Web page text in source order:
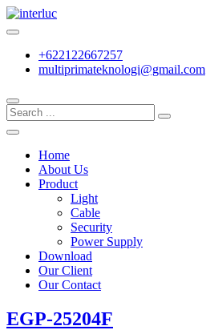
Skip
to
interluc
Quality with Responsibility
+622122667257
multiprimateknologi@gmail.com
Home
About Us
Product
Light
Cable
Security
Power Supply
Download
Our Client
Our Contact
EGP-25204F